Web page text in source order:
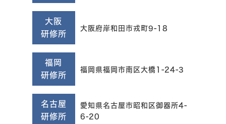
大阪
研修所
大阪府岸和田市戎町9-18
福岡
研修所
福岡県福岡市南区大橋1-24-3
名古屋
研修所
愛知県名古屋市昭和区御器所4-
6-20